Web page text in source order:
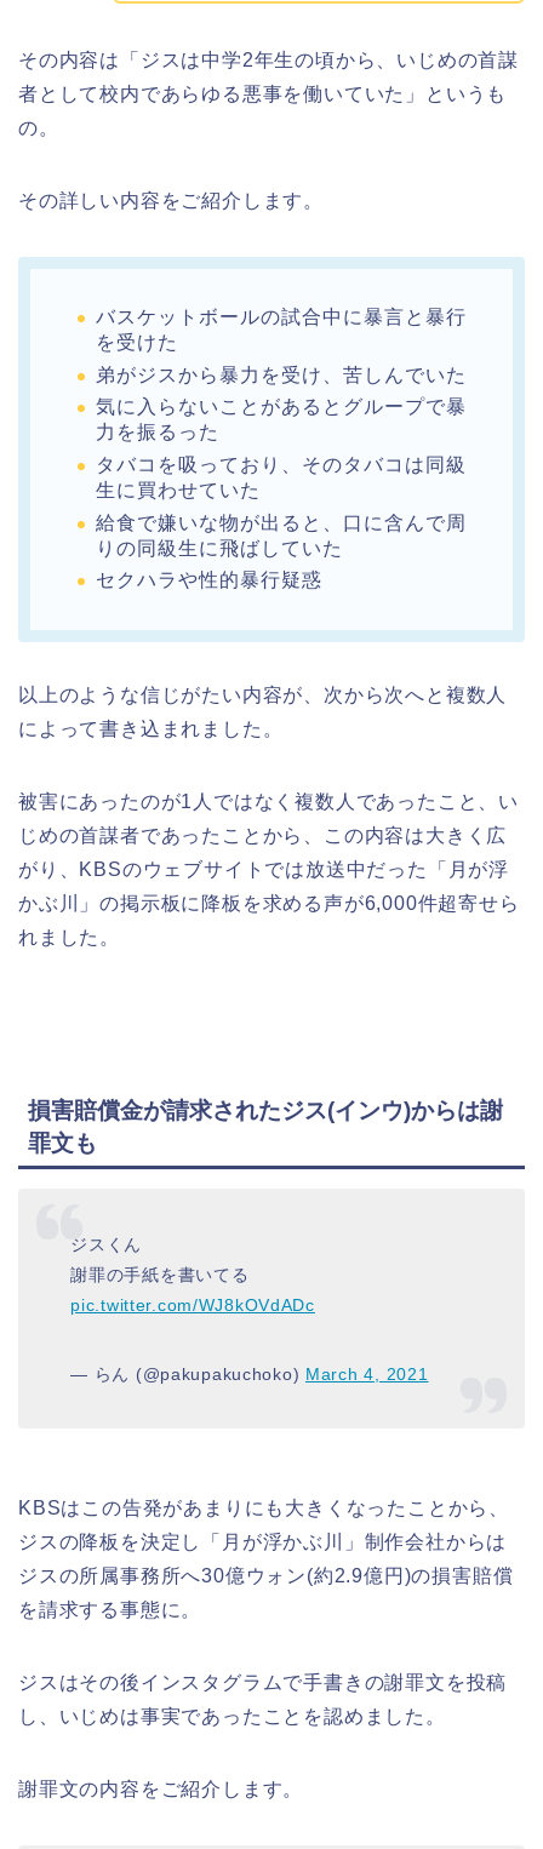
その内容は「ジスは中学2年生の頃から、いじめの首謀
者として校内であらゆる悪事を働いていた」というも
の。
その詳しい内容をご紹介します。
バスケットボールの試合中に暴言と暴行
を受けた
弟がジスから暴力を受け、苦しんでいた
気に入らないことがあるとグループで暴
力を振るった
タバコを吸っており、そのタバコは同級
生に買わせていた
給食で嫌いな物が出ると、口に含んで周
りの同級生に飛ばしていた
セクハラや性的暴行疑惑
以上のような信じがたい内容が、次から次へと複数人
によって書き込まれました。
被害にあったのが1人ではなく複数人であったこと、い
じめの首謀者であったことから、この内容は大きく広
がり、KBSのウェブサイトでは放送中だった「月が浮
かぶ川」の掲示板に降板を求める声が6,000件超寄せら
れました。
損害賠償金が請求されたジス(インウ)からは謝
罪文も
ジスくん
謝罪の手紙を書いてる
pic.twitter.com/WJ8kOVdADc
— らん (@pakupakuchoko) March 4, 2021
KBSはこの告発があまりにも大きくなったことから、
ジスの降板を決定し「月が浮かぶ川」制作会社からは
ジスの所属事務所へ30億ウォン(約2.9億円)の損害賠償
を請求する事態に。
ジスはその後インスタグラムで手書きの謝罪文を投稿
し、いじめは事実であったことを認めました。
謝罪文の内容をご紹介します。